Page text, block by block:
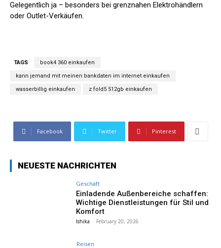
Gelegentlich ja – besonders bei grenznahen Elektrohändlern
oder Outlet-Verkäufen.
TAGS book4 360 einkaufen
kann jemand mit meinen bankdaten im internet einkaufen
wasserbillig einkaufen z fold5 512gb einkaufen
Facebook Twitter Pinterest
NEUESTE NACHRICHTEN
Geschäft
Einladende Außenbereiche schaffen:
Wichtige Dienstleistungen für Stil und
Komfort
Ishika - February 20, 2026
Reisen